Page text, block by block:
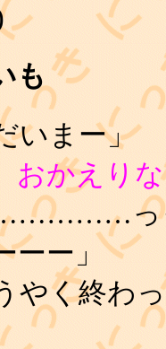
も
いまー」
おかえり
っっ
ーー」
く終わっ